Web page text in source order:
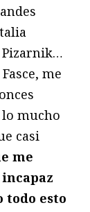
Pizarnik…
me
mucho
casi
me
todo esto